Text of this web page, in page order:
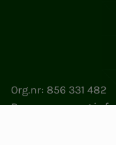
Org.nr: 856 331 482
Personvern og